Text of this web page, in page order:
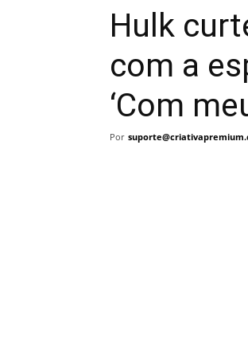
Hulk
com a
‘Com
Por